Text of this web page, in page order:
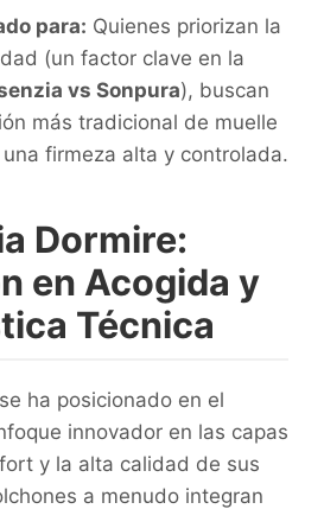
para: Quienes priorizan la
(un factor clave en la
vs Sonpura), buscan
más tradicional de muelle
firmeza alta y controlada.
Dormire:
en Acogida y
Técnica
ha posicionado en el
innovador en las capas
y la alta calidad de sus
a menudo integran